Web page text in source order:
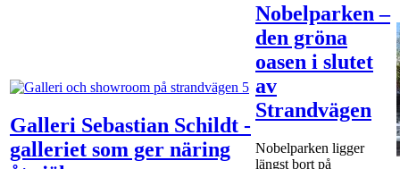
Galleri Sebastian Schildt -
galleriet som ger näring
Nobelparken –
den gröna
oasen i slutet
av
Strandvägen
Nobelparken ligger
längst bort på